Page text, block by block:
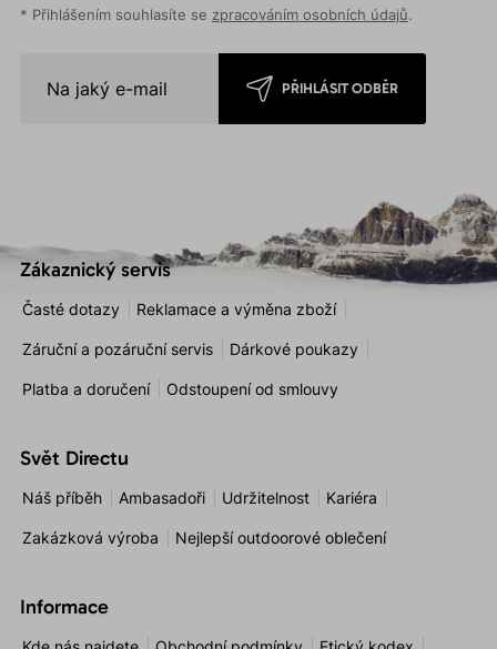
* Přihlášením souhlasíte se zpracováním osobních údajů.
PŘIHLÁSIT ODBĚR
Zákaznický servis
Časté dotazy Reklamace a výměna zboží
Záruční a pozáruční servis Dárkové poukazy
Platba a doručení Odstoupení od smlouvy
Svět Directu
Náš příběh Ambasadoři Udržitelnost Kariéra
Zakázková výroba Nejlepší outdoorové oblečení
Informace